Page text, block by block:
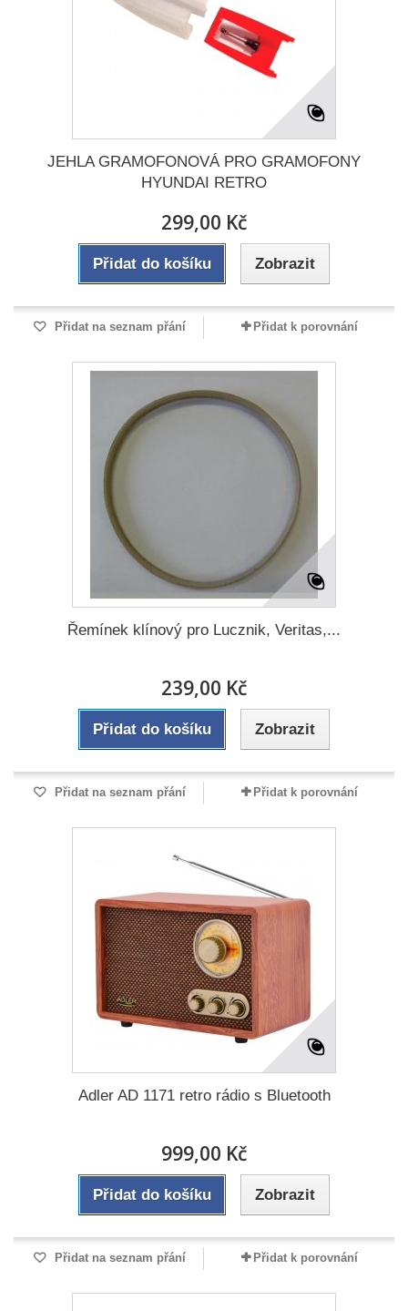
JEHLA GRAMOFONOVÁ PRO GRAMOFONY
HYUNDAI RETRO
299,00 Kč
Přidat do košíku Zobrazit
Přidat na seznam přání Přidat k porovnání
Řemínek klínový pro Lucznik, Veritas,...
239,00 Kč
Přidat do košíku Zobrazit
Přidat na seznam přání Přidat k porovnání
Adler AD 1171 retro rádio s Bluetooth
999,00 Kč
Přidat do košíku Zobrazit
Přidat na seznam přání Přidat k porovnání